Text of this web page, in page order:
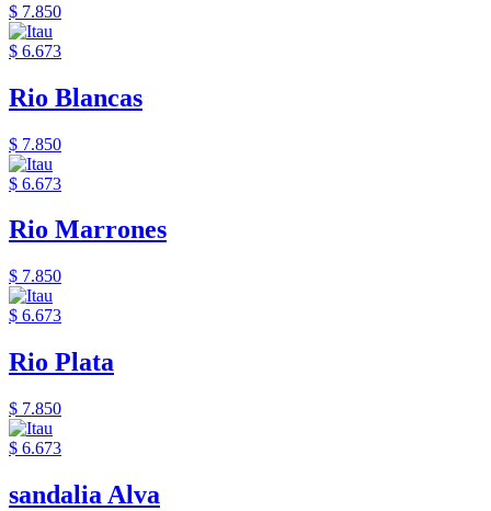
$ 7.850
$ 6.673
Rio Blancas
$ 7.850
$ 6.673
Rio Marrones
$ 7.850
$ 6.673
Rio Plata
$ 7.850
$ 6.673
sandalia Alva